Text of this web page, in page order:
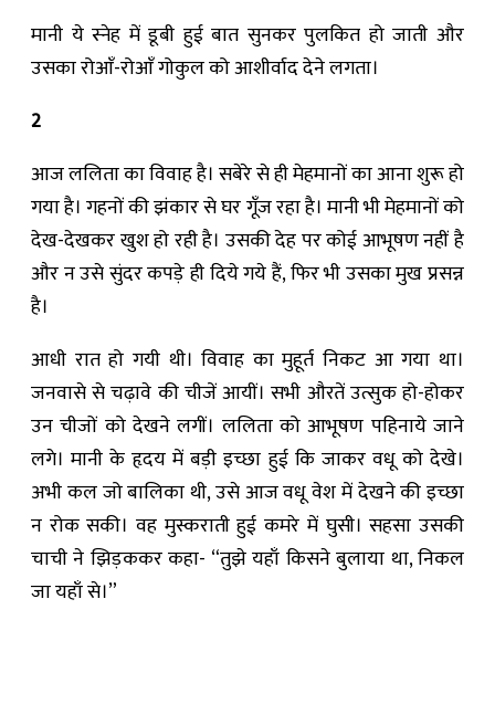
मानी ये स्नेह में डूबी हुई बात सुनकर पुलकित हो जाती और
उसका रोआँ-रोआँ गोकुल को आशीर्वाद देने लगता।
2
आज ललिता का विवाह है। सबेरे से ही मेहमानों का आना शुरू हो
गया है। गहनों की झंकार से घर गूँज रहा है। मानी भी मेहमानों को
देख-देखकर खुश हो रही है। उसकी देह पर कोई आभूषण नहीं है
और न उसे सुंदर कपड़े ही दिये गये हैं, फिर भी उसका मुख प्रसन्न
है।
आधी रात हो गयी थी। विवाह का मुहूर्त निकट आ गया था।
जनवासे से चढ़ावे की चीजें आयीं। सभी औरतें उत्सुक हो-होकर
उन चीजों को देखने लगीं। ललिता को आभूषण पहिनाये जाने
लगे। मानी के हृदय में बड़ी इच्छा हुई कि जाकर वधू को देखे।
अभी कल जो बालिका थी, उसे आज वधू वेश में देखने की इच्छा
न रोक सकी। वह मुस्कराती हुई कमरे में घुसी। सहसा उसकी
चाची ने झिड़ककर कहा- “तुझे यहाँ किसने बुलाया था, निकल
जा यहाँ से।”